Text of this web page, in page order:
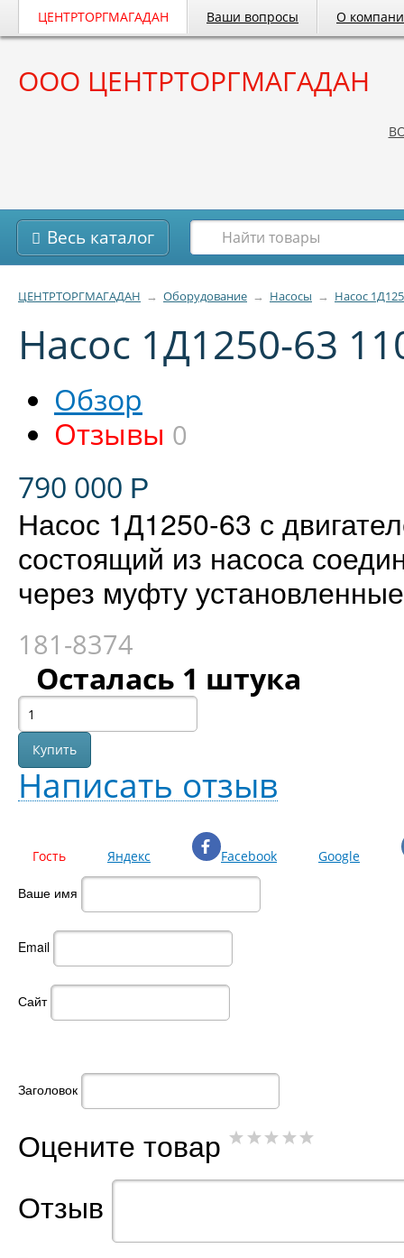
ЦЕНТРТОРГМАГАДАН Ваши вопросы О
ООО ЦЕНТРТОРГМАГАДАН
Весь каталог
ЦЕНТРТОРГМАГАДАН → Оборудование → Насосы → Насос
Насос 1Д1250-63
Обзор
Отзывы 0
790 000 Р
Насос 1Д1250-63 с
состоящий из насоса
через муфту
181-8374
Осталась 1 штука
Написать отзыв
Гость Яндекс Facebook Google
Ваше имя
Email
Сайт
Заголовок
Оцените товар
Отзыв